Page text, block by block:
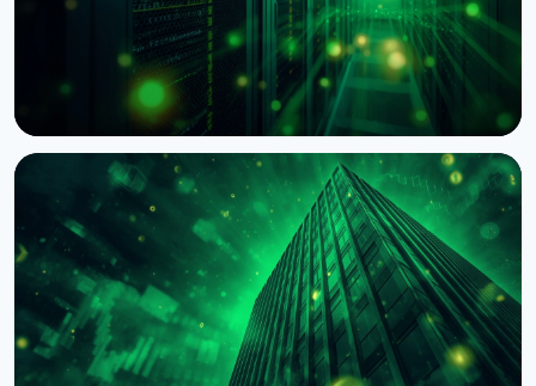
НОВОСТЬ
BNY Mellon запускает стейкинг для
институциональных клиентов вместе с Galaxy
4 августа 2026 г. 4 мин чтения